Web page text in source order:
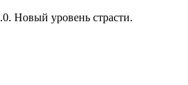
Новый уровень страсти.